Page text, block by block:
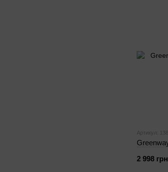
Артикул:
2 998 грн